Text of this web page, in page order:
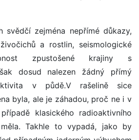
svědčí zejména nepřímé důkazy,
a rostlin, seismologické
zpustošené krajiny s
dosud nalezen žádný přímý
v půdě.V rašelině sice
byla, ale je záhadou, proč ne i v
klasického radioaktivního
Takhle to vypadá, jako by